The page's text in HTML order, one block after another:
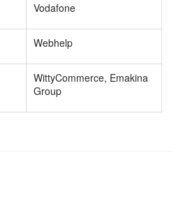
Vodafone
Webhelp
WittyCommerce, Emakina
Group